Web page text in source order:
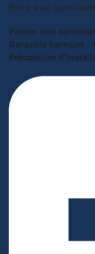
Foire aux
Passer une
Garantie barnum
Précaution